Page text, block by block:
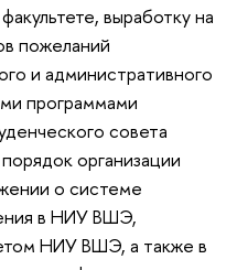
выработку на
пожеланий
и административного
программами
совета
организации
о системе
в НИУ ВШЭ,
НИУ ВШЭ, а также в